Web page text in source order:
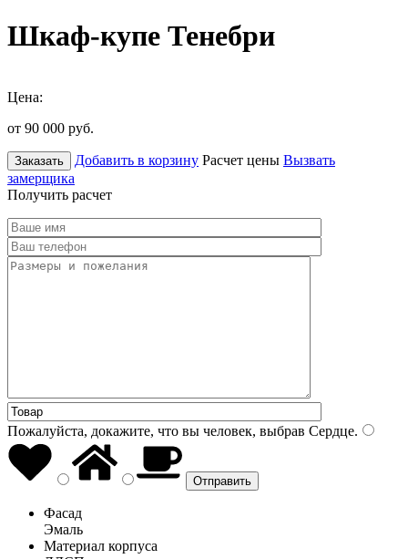
Шкаф-купе Тенебри
Цена:
от 90 000 руб.
Заказать Добавить в корзину Расчет цены Вызвать
замерщика
Получить расчет
Пожалуйста, докажите, что вы человек, выбрав Сердце.
Фасад
Эмаль
Материал корпуса